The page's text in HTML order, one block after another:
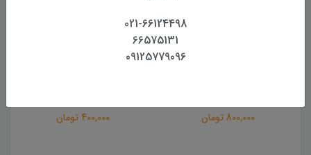
800,000 تومان 400,000 تومان
021-66124498
66575131
09125779096